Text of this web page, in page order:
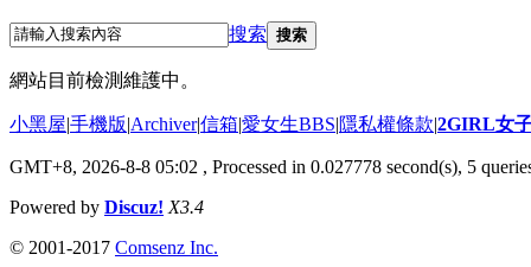
搜索 搜索
網站目前檢測維護中。
小黑屋|手機版|Archiver|信箱|愛女生BBS|隱私權條款|2GIRL女
GMT+8, 2026-8-8 05:02 , Processed in 0.027778 second(s), 5
Powered by Discuz! X3.4
© 2001-2017 Comsenz Inc.